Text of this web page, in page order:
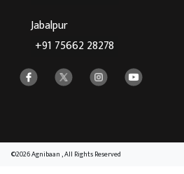
Jabalpur
+91 75662 28278
©2026 Agnibaan , All Rights Reserved